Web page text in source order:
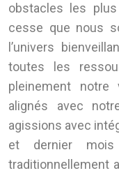
obstacles les
cesse que nous
l’univers
toutes les
pleinement
alignés avec
agissions avec
et dernier mois
traditionnellement